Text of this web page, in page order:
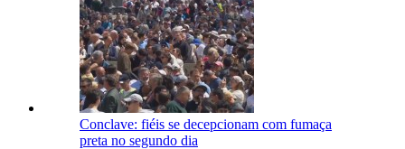
Conclave: fiéis se decepcionam com fumaça
preta no segundo dia